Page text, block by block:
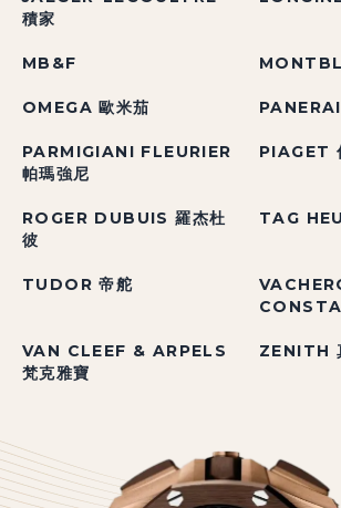
積家
MB&F
OMEGA 歐米茄
PARMIGIANI FLEURIER
帕瑪強尼
PIAGET
ROGER DUBUIS 羅杰杜
彼
TAG
TUDOR 帝舵
VAN CLEEF & ARPELS
梵克雅寶
ZENITH